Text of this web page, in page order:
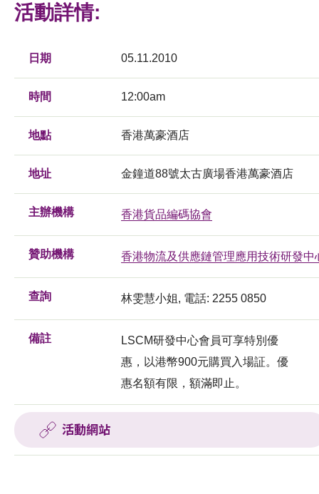
活動詳情:
日期 05.11.2010
時間 12:00am
地點 香港萬豪酒店
地址 金鐘道88號太古廣場香港萬豪酒店
主辦機構 香港貨品編碼協會
贊助機構 香港物流及供應鏈管理應用技術研發中
查詢 林雯慧小姐, 電話: 2255 0850
備註
LSCM研發中心會員可享特別優
惠，以港幣900元購買入場証。優
惠名額有限，額滿即止。
活動網站